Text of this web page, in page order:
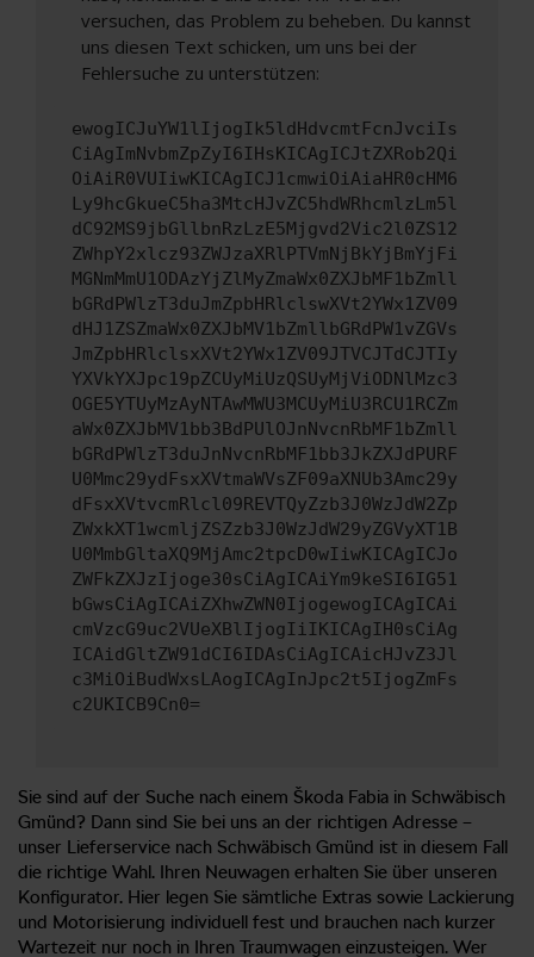
versuchen, das Problem zu beheben. Du kannst
uns diesen Text schicken, um uns bei der
Fehlersuche zu unterstützen:
ewogICJuYW1lIjogIk5ldHdvcmtFcnJvciIs
CiAgImNvbmZpZyI6IHsKICAgICJtZXRob2Qi
OiAiR0VUIiwKICAgICJ1cmwiOiAiaHR0cHM6
Ly9hcGkueC5ha3MtcHJvZC5hdWRhcmlzLm5l
dC92MS9jbGllbnRzLzE5Mjgvd2Vic2l0ZS12
ZWhpY2xlcz93ZWJzaXRlPTVmNjBkYjBmYjFi
MGNmMmU1ODAzYjZlMyZmaWx0ZXJbMF1bZmll
bGRdPWlzT3duJmZpbHRlclswXVt2YWx1ZV09
dHJ1ZSZmaWx0ZXJbMV1bZmllbGRdPW1vZGVs
JmZpbHRlclsxXVt2YWx1ZV09JTVCJTdCJTIy
YXVkYXJpc19pZCUyMiUzQSUyMjViODNlMzc3
OGE5YTUyMzAyNTAwMWU3MCUyMiU3RCU1RCZm
aWx0ZXJbMV1bb3BdPUlOJnNvcnRbMF1bZmll
bGRdPWlzT3duJnNvcnRbMF1bb3JkZXJdPURF
U0Mmc29ydFsxXVtmaWVsZF09aXNUb3Amc29y
dFsxXVtvcmRlcl09REVTQyZzb3J0WzJdW2Zp
ZWxkXT1wcmljZSZzb3J0WzJdW29yZGVyXT1B
U0MmbGltaXQ9MjAmc2tpcD0wIiwKICAgICJo
ZWFkZXJzIjoge30sCiAgICAiYm9keSI6IG51
bGwsCiAgICAiZXhwZWN0IjogewogICAgICAi
cmVzcG9uc2VUeXBlIjogIiIKICAgIH0sCiAg
ICAidGltZW91dCI6IDAsCiAgICAicHJvZ3Jl
c3MiOiBudWxsLAogICAgInJpc2t5IjogZmFs
c2UKICB9Cn0=
Sie sind auf der Suche nach einem Škoda Fabia in Schwäbisch
Gmünd? Dann sind Sie bei uns an der richtigen Adresse –
unser Lieferservice nach Schwäbisch Gmünd ist in diesem Fall
die richtige Wahl. Ihren Neuwagen erhalten Sie über unseren
Konfigurator. Hier legen Sie sämtliche Extras sowie Lackierung
und Motorisierung individuell fest und brauchen nach kurzer
Wartezeit nur noch in Ihren Traumwagen einzusteigen. Wer